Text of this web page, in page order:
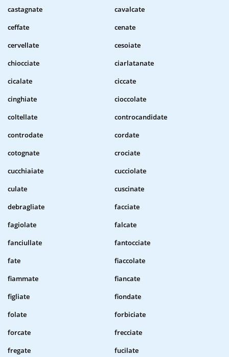
castagnate
cavalcate
ceffate
cenate
cervellate
cesoiate
chiocciate
ciarlatanate
cicalate
ciccate
cinghiate
cioccolate
coltellate
controcandidate
controdate
cordate
cotognate
crociate
cucchiaiate
cucciolate
culate
cuscinate
debragliate
facciate
fagiolate
falcate
fanciullate
fantocciate
fate
fiaccolate
fiammate
fiancate
figliate
fiondate
folate
forbiciate
forcate
frecciate
fregate
fucilate